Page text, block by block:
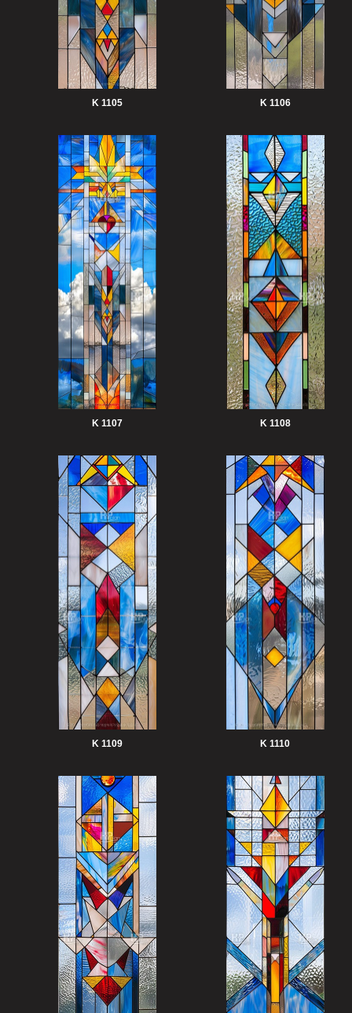
K 1105 K 1106
K 1107 K 1108
K 1109 K 1110